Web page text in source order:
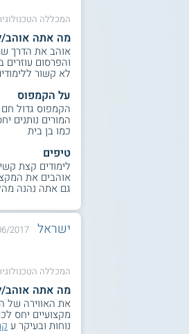
המכללה
מה אתה אוהב/
אוהב את הדרך
והפרסום
לא קשור
על הקמפוס
הקמפוס גדול חם
המורים נותנים
כמו בן בית
טיפים
לימודים קצת
אוהבים את
גם אתה נהנה
ישראל 2017
המכללה
מה אתה אוהב/
את האווירה של
מקצועיים יחס
נוחות ובעיקר ע